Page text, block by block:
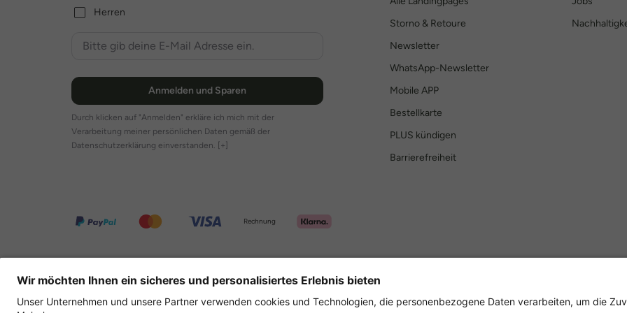
Herren
Anmelden und Sparen
Durch klicken auf "Anmelden" erkläre ich mich mit der
Verarbeitung meiner persönlichen Daten gemäß der
Datenschutzerklärung einverstanden. [+]
Storno & Retoure
Newsletter
WhatsApp-Newsletter
Mobile APP
Bestellkarte
PLUS kündigen
Barrierefreiheit
Rechnung
Sicher einkaufen mit